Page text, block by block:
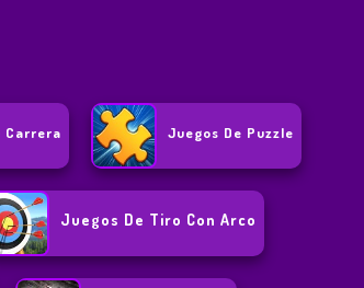
Carrera Juegos De Puzzle
Juegos De Tiro Con Arco